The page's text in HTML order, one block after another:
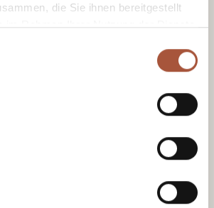
die Sie ihnen bereitgestellt
im Rahmen Ihrer Nutzung der Dienste